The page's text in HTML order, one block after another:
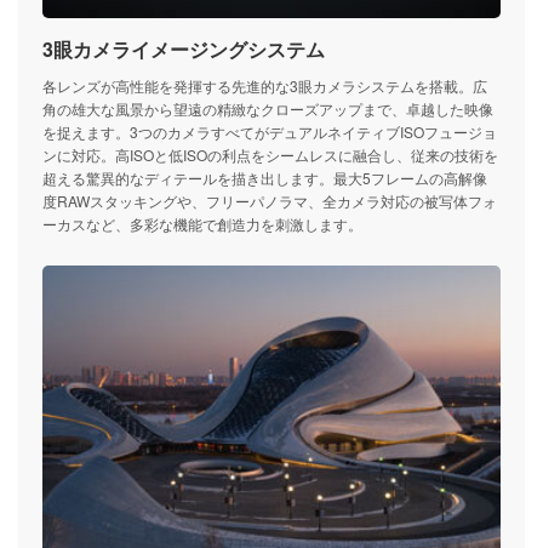
3眼カメライメージングシステム
各レンズが高性能を発揮する先進的な3眼カメラシステムを搭載。広
角の雄大な風景から望遠の精緻なクローズアップまで、卓越した映像
を捉えます。3つのカメラすべてがデュアルネイティブISOフュージョ
ンに対応。高ISOと低ISOの利点をシームレスに融合し、従来の技術を
超える驚異的なディテールを描き出します。最大5フレームの高解像
度RAWスタッキングや、フリーパノラマ、全カメラ対応の被写体フォ
ーカスなど、多彩な機能で創造力を刺激します。